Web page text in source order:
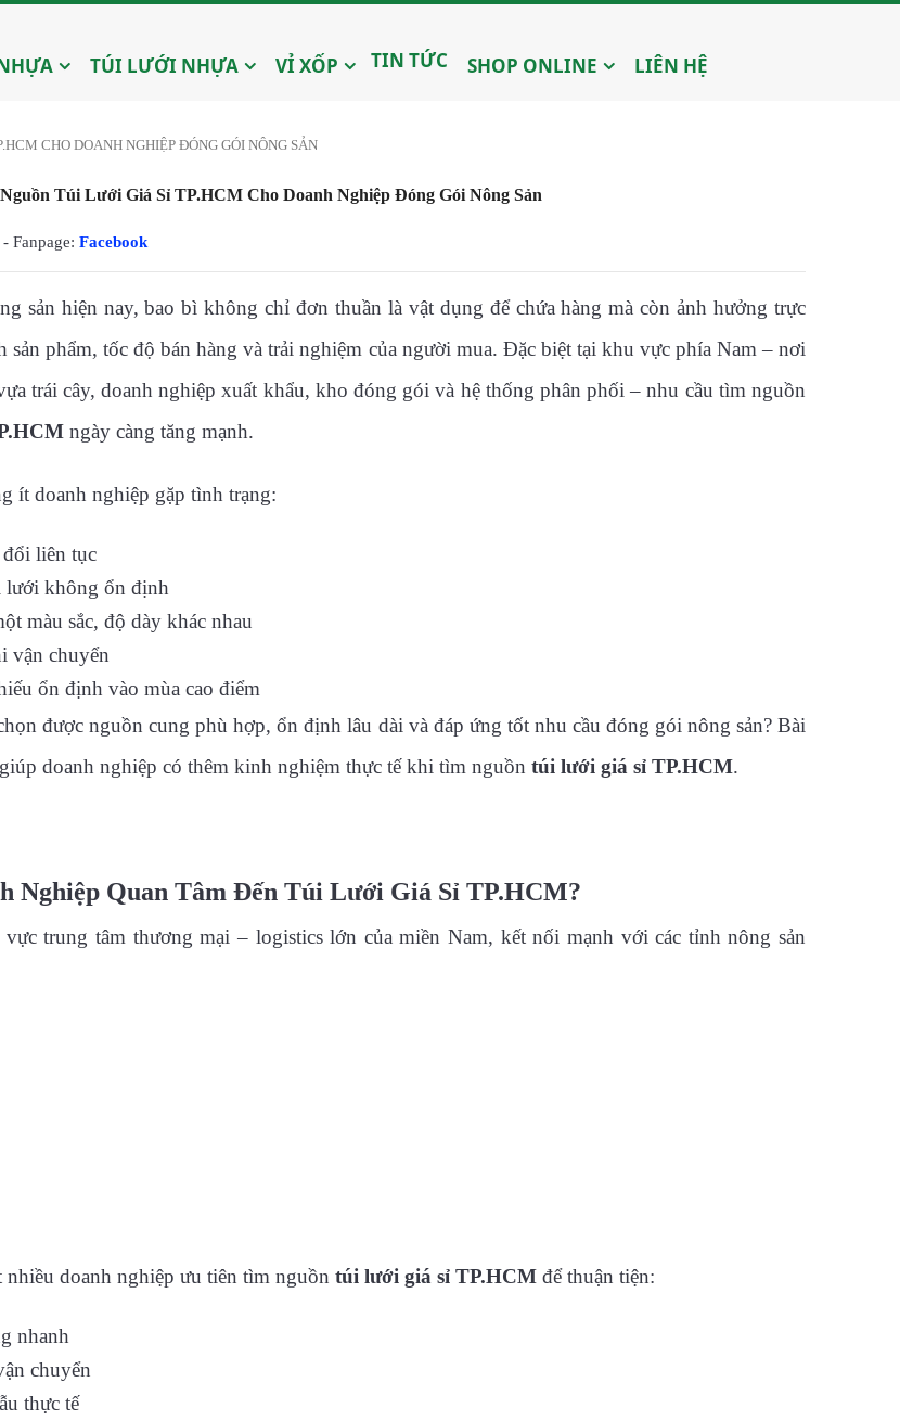
TÚI LƯỚI NHỰA VỈ XỐP TIN TỨC SHOP ONLINE LIÊN HỆ
CHO DOANH NGHIỆP ĐÓNG GÓI NÔNG SẢN
Túi Lưới Giá Sỉ TP.HCM Cho Doanh Nghiệp Đóng Gói Nông Sản
Fanpage: Facebook
sản hiện nay, bao bì không chỉ đơn thuần là vật dụng để chứa hàng mà còn ảnh hưởng trực
sản phẩm, tốc độ bán hàng và trải nghiệm của người mua. Đặc biệt tại khu vực phía Nam – nơi
trái cây, doanh nghiệp xuất khẩu, kho đóng gói và hệ thống phân phối – nhu cầu tìm nguồn
ngày càng tăng mạnh.
ít doanh nghiệp gặp tình trạng:
liên tục
lưới không ổn định
màu sắc, độ dày khác nhau
vận chuyển
ổn định vào mùa cao điểm
được nguồn cung phù hợp, ổn định lâu dài và đáp ứng tốt nhu cầu đóng gói nông sản? Bài
doanh nghiệp có thêm kinh nghiệm thực tế khi tìm nguồn túi lưới giá sỉ TP.HCM.
Nghiệp Quan Tâm Đến Túi Lưới Giá Sỉ TP.HCM?
trung tâm thương mại – logistics lớn của miền Nam, kết nối mạnh với các tỉnh nông sản
doanh nghiệp ưu tiên tìm nguồn túi lưới giá sỉ TP.HCM để thuận tiện:
nhanh
chuyển
thực tế